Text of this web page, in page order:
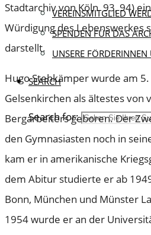
VEREINSMITGLIED
SPENDEN FÜR DAS
UNSERE
SEARCH
Search for:
Stadtarchiv von Köln 93, 94)
Würdigung des Lebenswerkes
darstellt.
Hugo Stehkämper wurde am
Gelsenkirchen als ältestes von
Bergarbeiters geboren. Der
den Gymnasiasten noch in
kam er in amerikanische
dem Abitur studierte er ab
Bonn, München und Münster
1954 wurde er an der